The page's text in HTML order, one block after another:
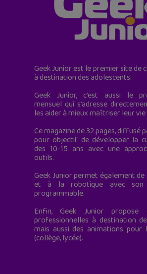
Geek Junior est le premier site de
à destination des adolescents.
Geek Junior, c’est aussi le
mensuel qui s’adresse
les aider à mieux maîtriser leur
Ce magazine de 32 pages, diffusé
pour objectif de développer la
des 10-15 ans avec une
outils.
Geek Junior permet également
et à la robotique avec son
programmable.
Enfin, Geek Junior propose
professionnelles à destination
mais aussi des animations pour
(collège, lycée).